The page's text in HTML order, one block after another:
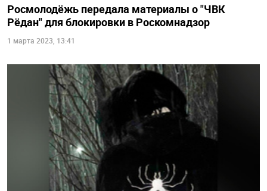
Росмолодёжь передала материалы о "ЧВК
Рёдан" для блокировки в Роскомнадзор
1 марта 2023, 13:41